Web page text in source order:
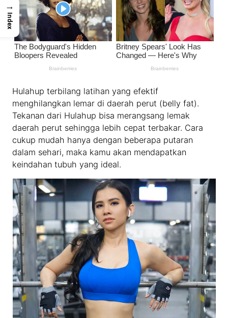
Hulahup terbilang latihan yang efektif
menghilangkan lemar di daerah perut (belly fat).
Tekanan dari Hulahup bisa merangsang lemak
daerah perut sehingga lebih cepat terbakar. Cara
cukup mudah hanya dengan beberapa putaran
dalam sehari, maka kamu akan mendapatkan
keindahan tubuh yang ideal.
→
Index